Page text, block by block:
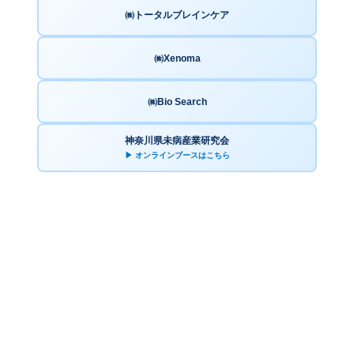
㈱トータルブレインケア
㈱Xenoma
㈱Bio Search
神奈川県未病産業研究会
▶ オンラインブースはこちら